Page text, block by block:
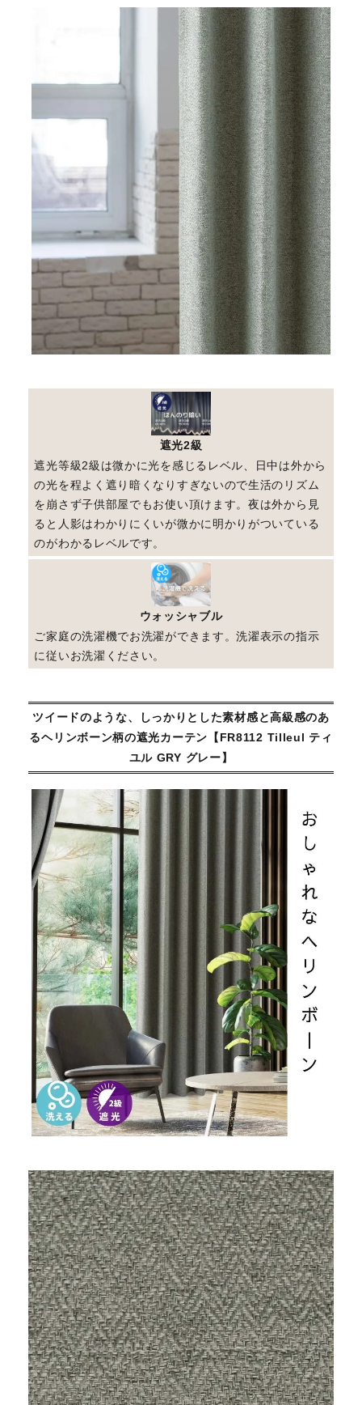
遮光2級
遮光等級2級は微かに光を感じるレベル、日中は外から
の光を程よく遮り暗くなりすぎないので生活のリズム
を崩さず子供部屋でもお使い頂けます。夜は外から見
ると人影はわかりにくいが微かに明かりがついている
のがわかるレベルです。
ウォッシャブル
ご家庭の洗濯機でお洗濯ができます。洗濯表示の指示
に従いお洗濯ください。
ツイードのような、しっかりとした素材感と高級感のあ
るヘリンボーン柄の遮光カーテン【FR8112 Tilleul ティ
ユル GRY グレー】